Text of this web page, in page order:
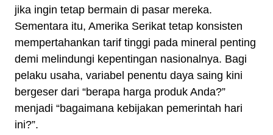
jika ingin tetap bermain di pasar mereka.
Sementara itu, Amerika Serikat tetap konsisten
mempertahankan tarif tinggi pada mineral penting
demi melindungi kepentingan nasionalnya. Bagi
pelaku usaha, variabel penentu daya saing kini
bergeser dari “berapa harga produk Anda?”
menjadi “bagaimana kebijakan pemerintah hari
ini?”.